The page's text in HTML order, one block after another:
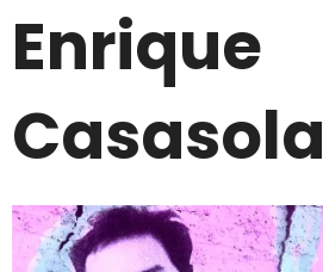
Enrique
Casasola